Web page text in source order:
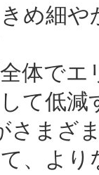
め細や
体でエ
て低減
さまざ
、より